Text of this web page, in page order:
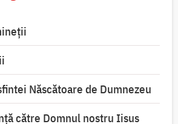
Născătoare de Dumnezeu
către Domnul nostru Iisus